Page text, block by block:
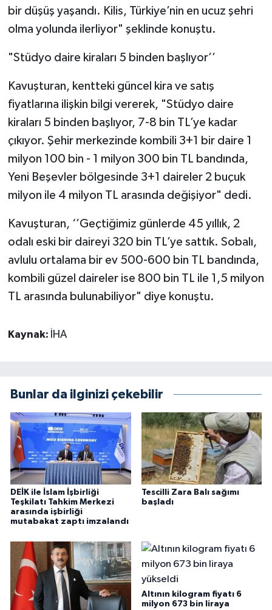
bir düşüş yaşandı. Kilis, Türkiye’nin en ucuz şehri
olma yolunda ilerliyor" şeklinde konuştu.
"Stüdyo daire kiraları 5 binden başlıyor’’
Kavuşturan, kentteki güncel kira ve satış
fiyatlarına ilişkin bilgi vererek, "Stüdyo daire
kiraları 5 binden başlıyor, 7-8 bin TL’ye kadar
çıkıyor. Şehir merkezinde kombili 3+1 bir daire 1
milyon 100 bin - 1 milyon 300 bin TL bandında,
Yeni Beşevler bölgesinde 3+1 daireler 2 buçuk
milyon ile 4 milyon TL arasında değişiyor" dedi.
Kavuşturan, ‘’Geçtiğimiz günlerde 45 yıllık, 2
odalı eski bir daireyi 320 bin TL’ye sattık. Sobalı,
avlulu ortalama bir ev 500-600 bin TL bandında,
kombili güzel daireler ise 800 bin TL ile 1,5 milyon
TL arasında bulunabiliyor" diye konuştu.
Kaynak: İHA
Bunlar da ilginizi çekebilir
DEİK ile İslam İşbirliği
Teşkilatı Tahkim Merkezi
arasında işbirliği
mutabakat zaptı imzalandı
Tescilli Zara Balı sağımı
başladı
Altının kilogram fiyatı 6
milyon 673 bin liraya